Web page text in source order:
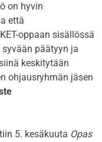
on hyvin
että
oppaan sisällössä
päätyyn ja
keskitytään
ohjausryhmän jäsen
5. kesäkuuta Opas